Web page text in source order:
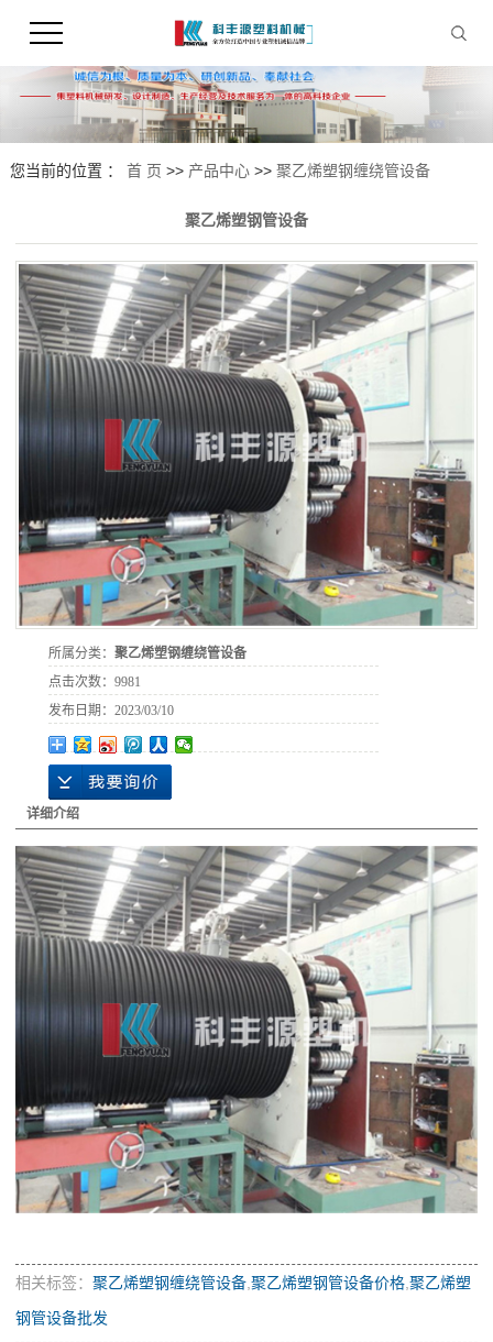
您当前的位置 ： 首 页 >> 产品中心>> 聚乙烯塑钢缠绕管设备
聚乙烯塑钢管设备
所属分类： 聚乙烯塑钢缠绕管设备
点击次数： 9981
发布日期： 2023/03/10
详细介绍
相关标签： 聚乙烯塑钢缠绕管设备,聚乙烯塑钢管设备价格,聚乙烯塑
钢管设备批发